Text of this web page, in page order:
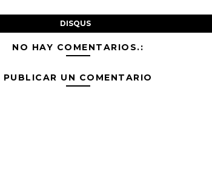
DISQUS
NO HAY COMENTARIOS.:
PUBLICAR UN COMENTARIO